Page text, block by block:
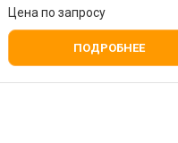
Цена по запросу
ПОДРОБНЕЕ